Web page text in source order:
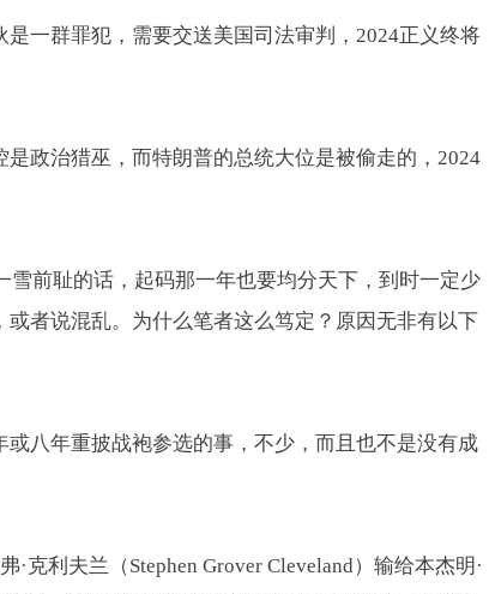
一群罪犯，需要交送美国司法审判， 2024正义终将
政治猎巫，而特朗普的总统大位是被偷走的， 2024
雪前耻的话，起码那一年也要均分天下，到时一定少
者说混乱。为什么笔者这么笃定？原因无非有以下
八年重披战袍参选的事，不少，而且也不是没有成
·克利夫兰（Stephen Grover Cleveland）输给本杰明·